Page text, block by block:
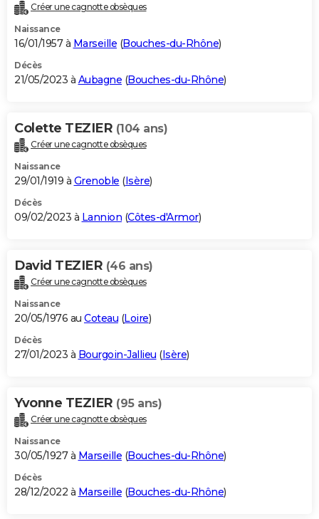
Créer une cagnotte obsèques
Naissance
16/01/1957 à Marseille (Bouches-du-Rhône)
Décès
21/05/2023 à Aubagne (Bouches-du-Rhône)
Colette TEZIER (104 ans)
Créer une cagnotte obsèques
Naissance
29/01/1919 à Grenoble (Isère)
Décès
09/02/2023 à Lannion (Côtes-d'Armor)
David TEZIER (46 ans)
Créer une cagnotte obsèques
Naissance
20/05/1976 au Coteau (Loire)
Décès
27/01/2023 à Bourgoin-Jallieu (Isère)
Yvonne TEZIER (95 ans)
Créer une cagnotte obsèques
Naissance
30/05/1927 à Marseille (Bouches-du-Rhône)
Décès
28/12/2022 à Marseille (Bouches-du-Rhône)